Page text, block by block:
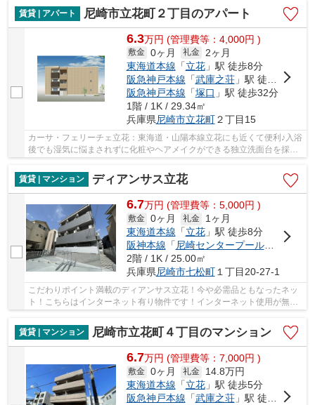
賃貸 | アパート
尼崎市立花町２丁目のアパート
6.3万円 (管理費等：4,000円 )
敷金 0ヶ月 礼金
2ヶ月
東海道本線 「立花」駅 徒歩8分
阪急神戸本線 「武庫之荘」駅 徒歩25分
阪急神戸本線 「塚口 」駅 徒歩32分
1階 / 1K / 29.34㎡
兵庫県尼崎市立花町２丁目15
カーサ・フェリーチェ立花：東海道・山陽本線立花にも近くて便利♪入浴
後でも湿気に悩まされずに化粧やヘアメイクができる独立洗面台を採用
しています♪共用部には宅配ボックスを設置し...
賃貸 | マンション
ディアンサス立花
6.7万円 (管理費等：5,000円 )
敷金 0ヶ月 礼金
1ヶ月
東海道本線 「立花」駅 徒歩8分
阪神本線 「尼崎センタープール前
」駅 徒
2階 / 1K / 25.00㎡
兵庫県尼崎市七松町１丁目20-27-1
こだわりポイント満載のディアンサス立花！今や必需品ともなったネッ
ト！こちらはインターネット有り物件です！インターネット使用が無料
賃貸 | マンション
尼崎市立花町４丁目のマンション
6.7万円 (管理費等：7,000円 )
敷金 0ヶ月 礼金
14.8万円
東海道本線 「立花」駅 徒歩5分
阪急神戸本線 「武庫之荘」駅 徒歩21分